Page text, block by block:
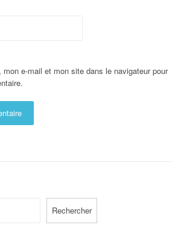
mon e-mail et mon site dans le navigateur pour
Rechercher